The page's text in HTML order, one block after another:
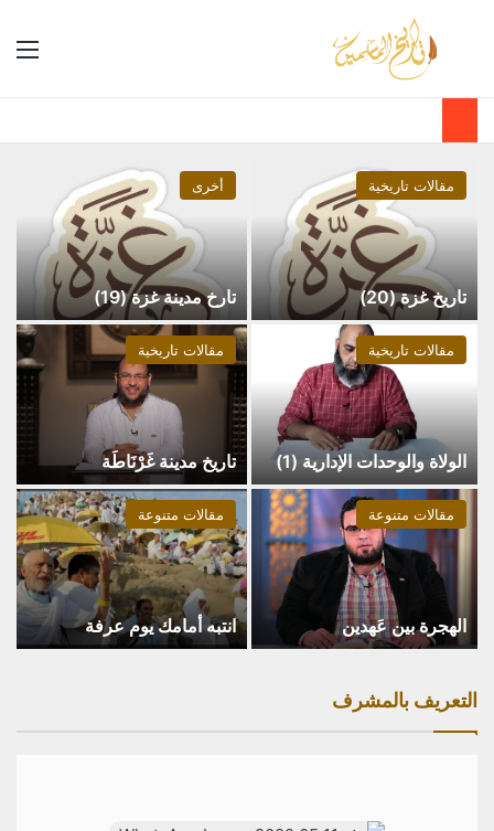
مقالات تاريخية
تاريخ غزة (20)
أخرى
تارخ مدينة غزة (19)
مقالات تاريخية
الولاة والوحدات الإدارية (1)
مقالات تاريخية
تاريخ مدينة غَرْنَاطَة
مقالات متنوعة
الهجرة بين عَهدين
مقالات متنوعة
انتبه أمامك يوم عرفة
التعريف بالمشرف